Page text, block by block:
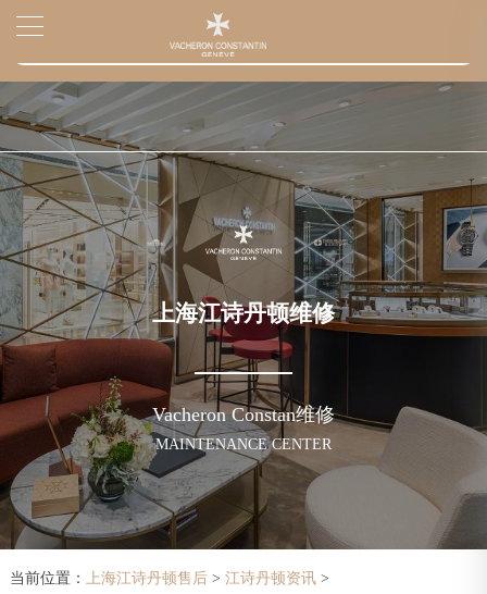
2026年7月上海市江诗丹顿官方售后客户服务热线：400-882-9682
2026年7月江诗丹顿售后服务中心最新网点地址：
上海市徐汇区虹桥路3号港汇中心写字楼2座37层3705室（需提前预约）
节假日正常营业！
上海江诗丹顿维修
Vacheron Constan维修
MAINTENANCE CENTER
当前位置： 上海江诗丹顿售后> 江诗丹顿资讯>